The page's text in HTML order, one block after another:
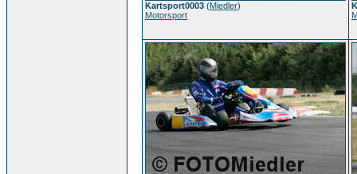
Kartsport0003 (Miedler)
Motorsport